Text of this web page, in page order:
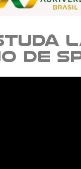
de